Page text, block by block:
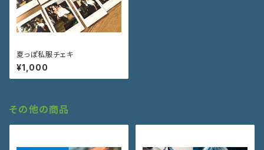
夏っぽ私服チェキ
¥1,000
その他の商品